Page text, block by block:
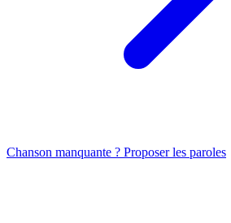
Chanson manquante ? Proposer les paroles